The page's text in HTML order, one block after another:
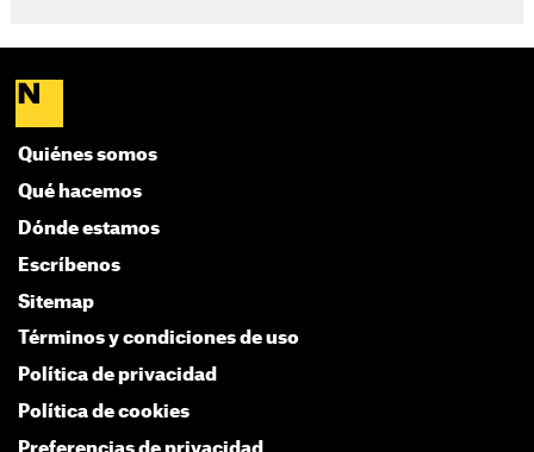
Quiénes somos
Qué hacemos
Dónde estamos
Escríbenos
Sitemap
Términos y condiciones de uso
Política de privacidad
Política de cookies